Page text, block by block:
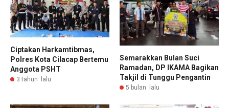
Ciptakan Harkamtibmas,
Polres Kota Cilacap Bertemu
Anggota PSHT
3 tahun lalu
Semarakkan Bulan Suci
Ramadan, DP IKAMA Bagikan
Takjil di Tunggu Pengantin
5 bulan lalu